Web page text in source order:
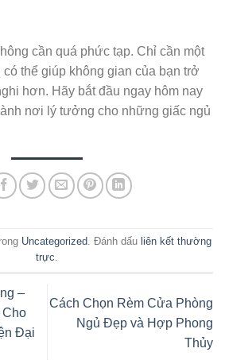
cần quá phức tạp. Chỉ cần một
thể giúp không gian của bạn trở
hơn. Hãy bắt đầu ngay hôm nay
nơi lý tưởng cho những giấc ngủ
Uncategorized. Đánh dấu liên kết thường
trực.
–
Cho
Đại
Cách Chọn Rèm Cửa Phòng
Ngủ Đẹp và Hợp Phong
Thủy